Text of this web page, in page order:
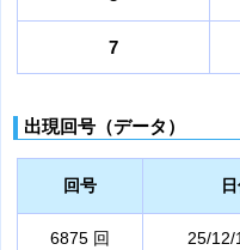
7
出現回号（データ）
回号
6875 回 25/12/